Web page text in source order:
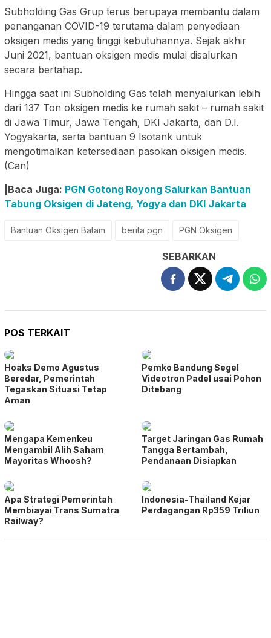
Subholding Gas Grup terus berupaya membantu dalam
penanganan COVID-19 terutama dalam penyediaan
oksigen medis yang tinggi kebutuhannya. Sejak akhir
Juni 2021, bantuan oksigen medis mulai disalurkan
secara bertahap.
Hingga saat ini Subholding Gas telah menyalurkan lebih
dari 137 Ton oksigen medis ke rumah sakit – rumah sakit
di Jawa Timur, Jawa Tengah, DKI Jakarta, dan D.I.
Yogyakarta, serta bantuan 9 Isotank untuk
mengotimalkan ketersediaan pasokan oksigen medis.
(Can)
|Baca Juga: PGN Gotong Royong Salurkan Bantuan
Tabung Oksigen di Jateng, Yogya dan DKI Jakarta
Bantuan Oksigen Batam berita pgn PGN Oksigen
SEBARKAN
POS TERKAIT
Hoaks Demo Agustus
Beredar, Pemerintah
Tegaskan Situasi Tetap
Aman
Pemko Bandung Segel
Videotron Padel usai Pohon
Ditebang
Mengapa Kemenkeu
Mengambil Alih Saham
Mayoritas Whoosh?
Target Jaringan Gas Rumah
Tangga Bertambah,
Pendanaan Disiapkan
Apa Strategi Pemerintah
Membiayai Trans Sumatra
Railway?
Indonesia-Thailand Kejar
Perdagangan Rp359 Triliun